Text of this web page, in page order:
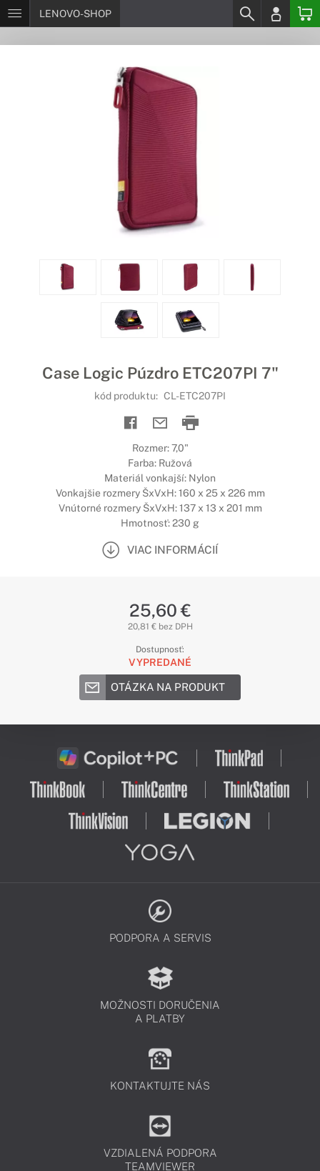
LENOVO-SHOP
Case Logic Púzdro ETC207PI 7"
kód produktu: CL-ETC207PI
Rozmer: 7,0"
Farba: Ružová
Materiál vonkajší: Nylon
Vonkajšie rozmery ŠxVxH: 160 x 25 x 226 mm
Vnútorné rozmery ŠxVxH: 137 x 13 x 201 mm
Hmotnosť: 230 g
VIAC INFORMÁCIÍ
25,60 €
20,81 € bez DPH
Dostupnosť:
VYPREDANÉ
OTÁZKA NA PRODUKT
PODPORA A SERVIS
MOŽNOSTI DORUČENIA
A PLATBY
KONTAKTUJTE NÁS
VZDIALENÁ PODPORA
TEAMVIEWER